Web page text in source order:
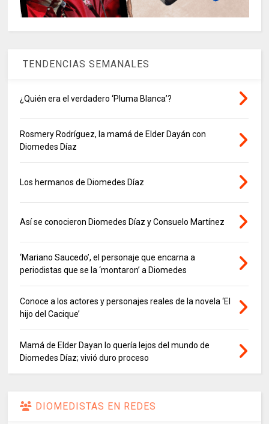
TENDENCIAS SEMANALES
¿Quién era el verdadero ‘Pluma Blanca’?
Rosmery Rodríguez, la mamá de Elder Dayán con
Diomedes Díaz
Los hermanos de Diomedes Díaz
Así se conocieron Diomedes Díaz y Consuelo Martínez
‘Mariano Saucedo’, el personaje que encarna a
periodistas que se la ‘montaron’ a Diomedes
Conoce a los actores y personajes reales de la novela ‘El
hijo del Cacique’
Mamá de Elder Dayan lo quería lejos del mundo de
Diomedes Díaz; vivió duro proceso
DIOMEDISTAS EN REDES